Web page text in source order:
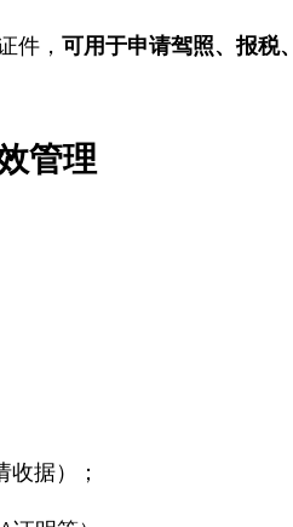
件， 可用于申请驾照、报税
管理
据）；